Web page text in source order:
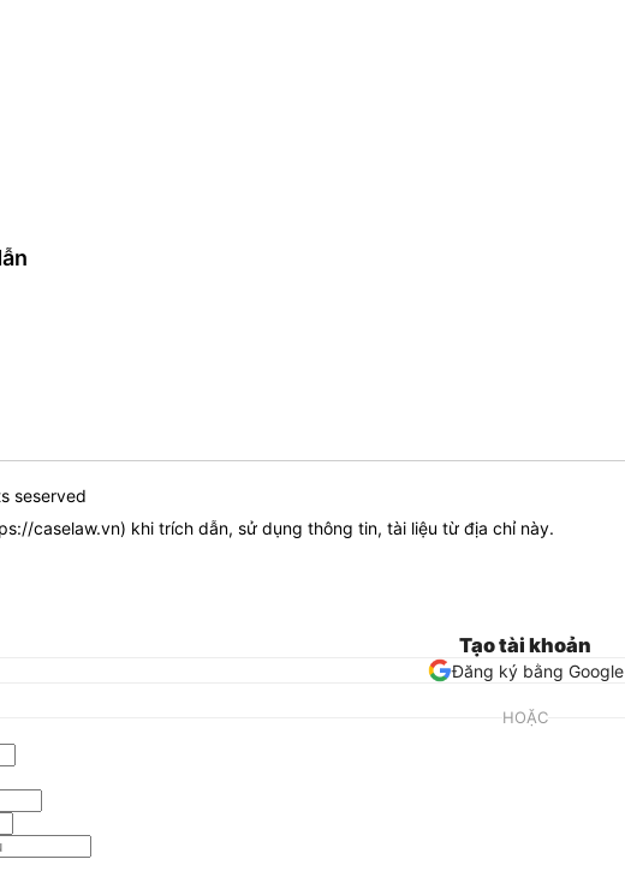
seserved
caselaw.vn) khi trích dẫn, sử dụng thông tin, tài liệu từ địa chỉ này.
Tạo tài khoản
Đăng ký bằng Google
HOẶC